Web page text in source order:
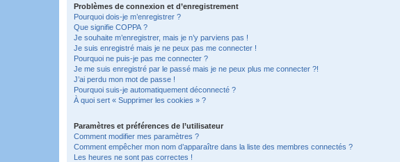
Problèmes de connexion et d’enregistrement
Pourquoi dois-je m’enregistrer ?
Que signifie COPPA ?
Je souhaite m’enregistrer, mais je n’y parviens pas !
Je suis enregistré mais je ne peux pas me connecter !
Pourquoi ne puis-je pas me connecter ?
Je me suis enregistré par le passé mais je ne peux plus me connecter ?!
J’ai perdu mon mot de passe !
Pourquoi suis-je automatiquement déconnecté ?
À quoi sert « Supprimer les cookies » ?
Paramètres et préférences de l’utilisateur
Comment modifier mes paramètres ?
Comment empêcher mon nom d’apparaître dans la liste des membres connectés ?
Les heures ne sont pas correctes !